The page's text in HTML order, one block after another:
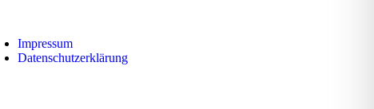
Impressum
Datenschutzerklärung